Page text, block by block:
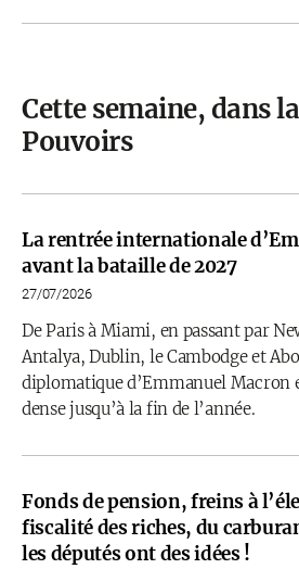
Cette semaine, dans
Pouvoirs
La rentrée internationale
avant la bataille de 2027
27/07/2026
De Paris à Miami, en passant par
Antalya, Dublin, le Cambodge et
diplomatique d’Emmanuel Macron
dense jusqu’à la fin de l’année.
Fonds de pension, freins à
fiscalité des riches, du
les députés ont des idées !